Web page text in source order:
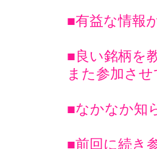
■有益な情報
■良い銘柄を
また参加さ
■なかなか知
■前回に続き